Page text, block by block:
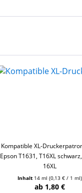
Kompatible XL-
Epson T1631, T16XL
16XL
Inhalt 14 ml (0,13 € / 1 ml)
ab 1,80 €